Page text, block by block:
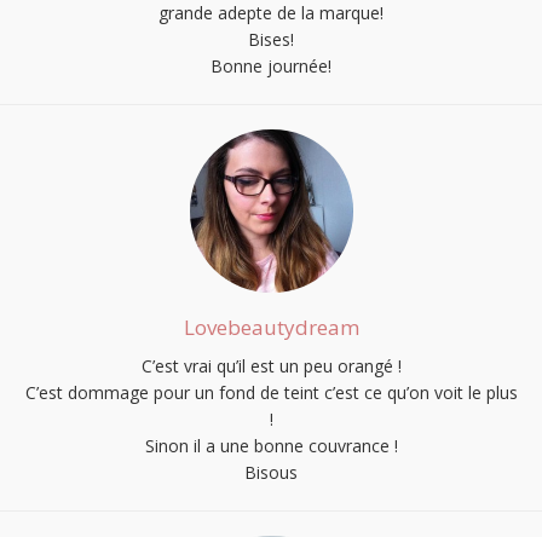
grande adepte de la marque!
Bises!
Bonne journée!
Lovebeautydream
C’est vrai qu’il est un peu orangé !
C’est dommage pour un fond de teint c’est ce qu’on voit le plus
!
Sinon il a une bonne couvrance !
Bisous